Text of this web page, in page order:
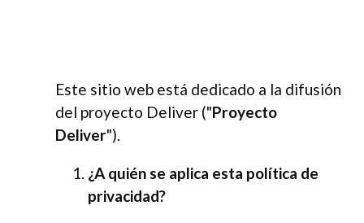
Este sitio web está dedicado a la difusión
del proyecto Deliver ("Proyecto
Deliver").
¿A quién se aplica esta política de
privacidad?